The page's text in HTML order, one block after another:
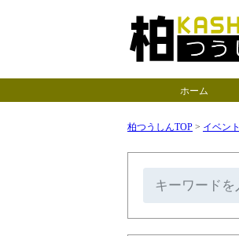
ホーム
柏つうしんTOP > イベント